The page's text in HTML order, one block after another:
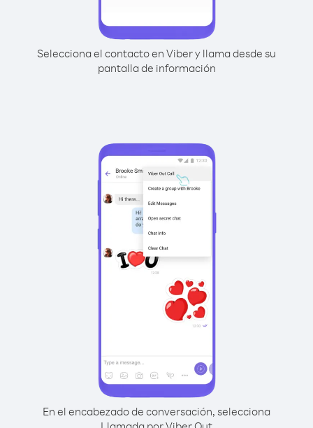
Selecciona el contacto en Viber y llama desde su
pantalla de información
En el encabezado de conversación, selecciona